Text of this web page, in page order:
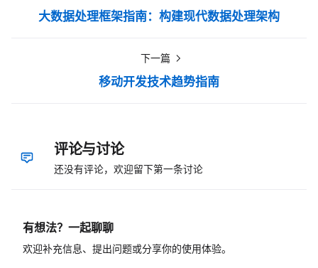
大数据处理框架指南：构建现代数据处理架构
下一篇
移动开发技术趋势指南
评论与讨论
还没有评论，欢迎留下第一条讨论
有想法？一起聊聊
欢迎补充信息、提出问题或分享你的使用体验。